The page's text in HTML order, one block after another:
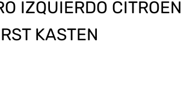
IZQUIERDO CITROEN
KASTEN